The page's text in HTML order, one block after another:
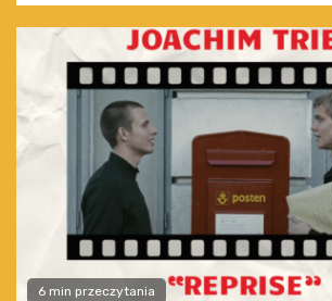
6 min przeczytania